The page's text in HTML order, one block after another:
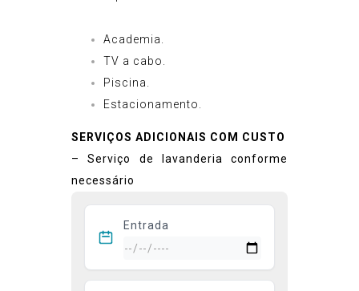
Academia.
TV a cabo.
Piscina.
Estacionamento.
SERVIÇOS ADICIONAIS COM CUSTO
– Serviço de lavanderia conforme
necessário
Entrada